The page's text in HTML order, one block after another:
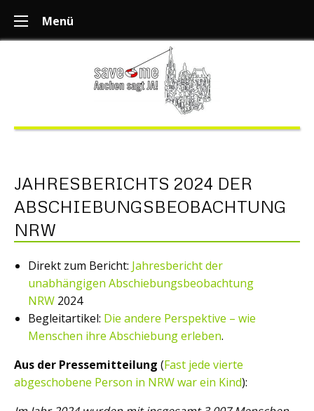
Menü
JAHRESBERICHTS 2024 DER
ABSCHIEBUNGSBEOBACHTUNG
NRW
Direkt zum Bericht: Jahresbericht der
unabhängigen Abschiebungsbeobachtung
NRW 2024
Begleitartikel: Die andere Perspektive – wie
Menschen ihre Abschiebung erleben.
Aus der Pressemitteilung (Fast jede vierte
abgeschobene Person in NRW war ein Kind):